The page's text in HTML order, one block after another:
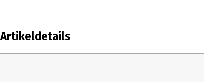
Artikeldetails